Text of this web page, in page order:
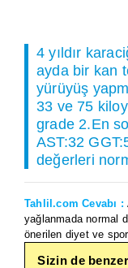
4 yıldır
ayda bir kan
yürüyüş
33 ve 75
grade 2.En
AST:32
değerleri
Tahlil.com Cevabı :
yağlanmada normal
önerilen diyet ve spor
Sizin de